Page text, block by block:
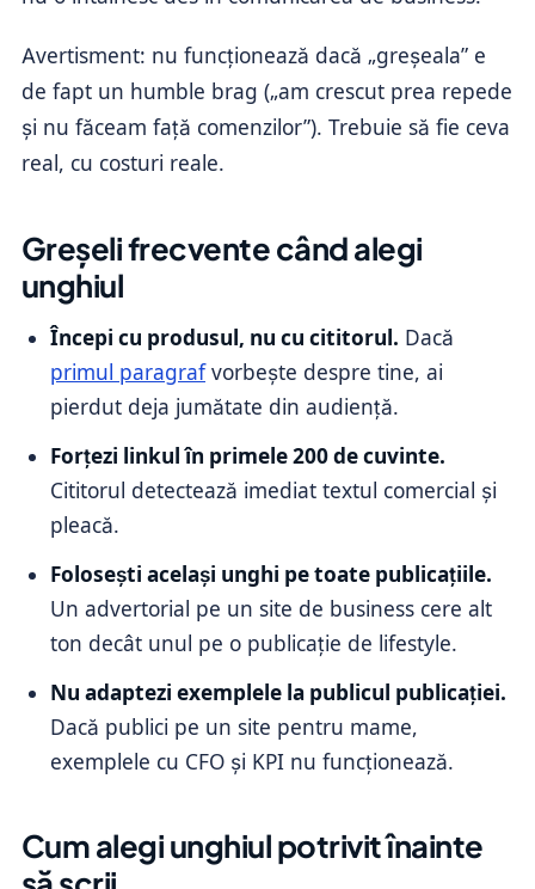
Avertisment: nu funcționează dacă „greșeala” e
de fapt un humble brag („am crescut prea repede
și nu făceam față comenzilor”). Trebuie să fie ceva
real, cu costuri reale.
Greșeli frecvente când alegi
unghiul
Începi cu produsul, nu cu cititorul. Dacă
primul paragrafvorbește despre tine, ai
pierdut deja jumătate din audiență.
Forțezi linkul în primele 200 de cuvinte.
Cititorul detectează imediat textul comercial și
pleacă.
Folosești același unghi pe toate publicațiile.
Un advertorial pe un site de business cere alt
ton decât unul pe o publicație de lifestyle.
Nu adaptezi exemplele la publicul publicației.
Dacă publici pe un site pentru mame,
exemplele cu CFO și KPI nu funcționează.
Cum alegi unghiul potrivit înainte